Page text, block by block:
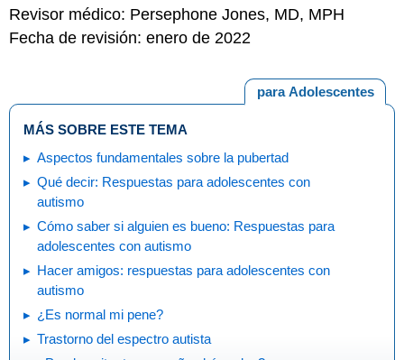
Revisor médico: Persephone Jones, MD, MPH
Fecha de revisión: enero de 2022
para Adolescentes
MÁS SOBRE ESTE TEMA
Aspectos fundamentales sobre la pubertad
Qué decir: Respuestas para adolescentes con
autismo
Cómo saber si alguien es bueno: Respuestas para
adolescentes con autismo
Hacer amigos: respuestas para adolescentes con
autismo
¿Es normal mi pene?
Trastorno del espectro autista